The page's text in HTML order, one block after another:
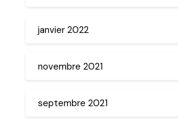
janvier 2022
novembre 2021
septembre 2021